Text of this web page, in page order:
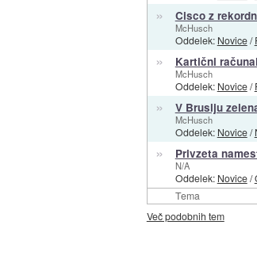
Tema
» Cisco z
McHusch
Oddelek: Novice/
» Kartični
McHusch
Oddelek: Novice/
» V Bruslju
McHusch
Oddelek: Novice/
» Privzeta
N/A
Oddelek: Novice/
Več podobnih tem